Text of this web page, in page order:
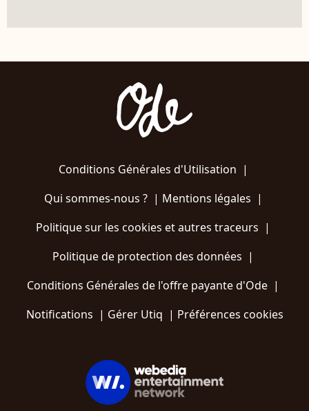
Conditions Générales d'Utilisation |
Qui sommes-nous ?| Mentions légales |
Politique sur les cookies et autres traceurs |
Politique de protection des données |
Conditions Générales de l'offre payante d'Ode |
Notifications | Gérer Utiq | Préférences cookies